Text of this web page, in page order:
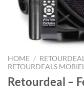
HOME /
RETOURDEALS
Retourdeal –